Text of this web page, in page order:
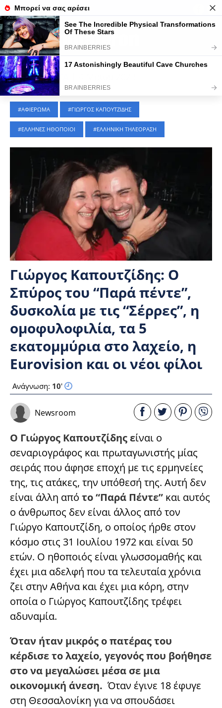
Τελευταίες Ειδήσεις
ΑΦΙΕΡΩΜΑΤΑ
ΑΦΙΕΡΩΜΑ ΓΙΩΡΓΟΣ ΚΑΠΟΥΤΖΙΔΗΣ
ΕΛΛΗΝΕΣ ΗΘΟΠΟΙΟΙ ΕΛΛΗΝΙΚΗ ΤΗΛΕΟΡΑΣΗ
Γιώργος Καπουτζίδης: Ο
Σπύρος του “Παρά πέντε”,
δυσκολία με τις “Σέρρες”, η
ομοφυλοφιλία, τα 5
εκατομμύρια στο λαχείο, η
Eurovision και οι νέοι φίλοι
Ανάγνωση: 10'
Newsroom
Ο Γιώργος Καπουτζίδης είναι ο
σεναριογράφος και πρωταγωνιστής μίας
σειράς που άφησε εποχή με τις ερμηνείες
της, τις ατάκες, την υπόθεσή της. Αυτή δεν
είναι άλλη από το “Παρά Πέντε” και αυτός
ο άνθρωπος δεν είναι άλλος από τον
Γιώργο Καπουτζίδη, ο οποίος ήρθε στον
κόσμο στις 31 Ιουλίου 1972 και είναι 50
ετών. Ο ηθοποιός είναι γλωσσομαθής και
έχει μια αδελφή που τα τελευταία χρόνια
ζει στην Αθήνα και έχει μια κόρη, στην
οποία ο Γιώργος Καπουτζίδης τρέφει
αδυναμία.
Όταν ήταν μικρός ο πατέρας του
κέρδισε το λαχείο, γεγονός που βοήθησε
στο να μεγαλώσει μέσα σε μια
οικονομική άνεση. Όταν έγινε 18 έφυγε
στη Θεσσαλονίκη για να σπουδάσει